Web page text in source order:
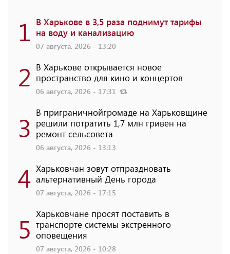
1 В Харькове в 3,5 раза поднимут тарифы
на воду и канализацию
07 августа, 2026 - 13:20
2 В Харькове открывается новое
пространство для кино и концертов
06 августа, 2026 - 17:31
3 В приграничнойгромаде на Харьковщине
решили потратить 1,7 млн ​​гривен на
ремонт сельсовета
06 августа, 2026 - 13:13
4 Харьковчан зовут отпраздновать
альтернативный День города
07 августа, 2026 - 17:15
5 Харьковчане просят поставить в
транспорте системы экстренного
оповещения
07 августа, 2026 - 10:28